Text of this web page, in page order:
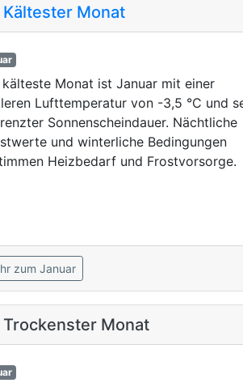
Kältester Monat
kälteste Monat ist Januar mit einer
Lufttemperatur von -3,5 °C und
Sonnenscheindauer. Nächtliche
und winterliche Bedingungen
Heizbedarf und Frostvorsorge.
zum Januar
Trockenster Monat